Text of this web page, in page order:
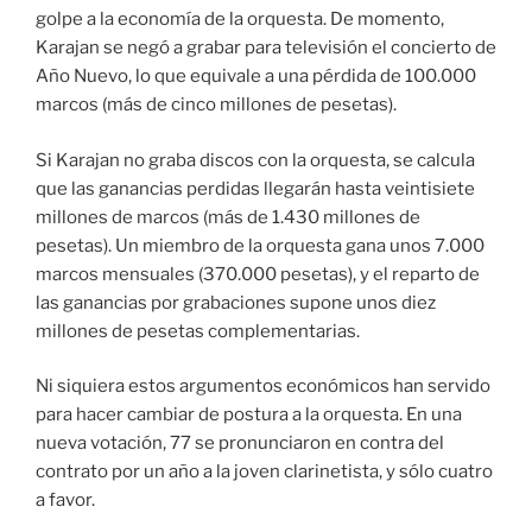
golpe a la economía de la orquesta. De momento,
Karajan se negó a grabar para televisión el concierto de
Año Nuevo, lo que equivale a una pérdida de 100.000
marcos (más de cinco millones de pesetas).
Si Karajan no graba discos con la orquesta, se calcula
que las ganancias perdidas llegarán hasta veintisiete
millones de marcos (más de 1.430 millones de
pesetas). Un miembro de la orquesta gana unos 7.000
marcos mensuales (370.000 pesetas), y el reparto de
las ganancias por grabaciones supone unos diez
millones de pesetas complementarias.
Ni siquiera estos argumentos económicos han servido
para hacer cambiar de postura a la orquesta. En una
nueva votación, 77 se pronunciaron en contra del
contrato por un año a la joven clarinetista, y sólo cuatro
a favor.